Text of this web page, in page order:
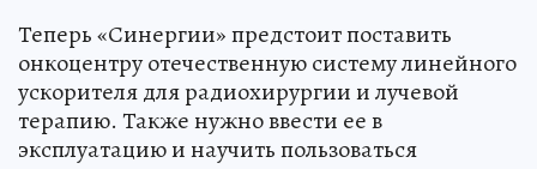
Теперь «Синергии» предстоит поставить
онкоцентру отечественную систему линейного
ускорителя для радиохирургии и лучевой
терапию. Также нужно ввести ее в
эксплуатацию и научить пользоваться